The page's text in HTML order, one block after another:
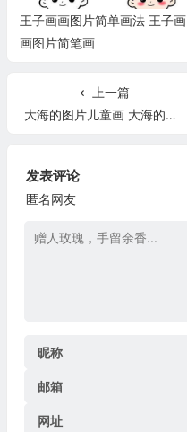
王子画画图片简单画法 王子画
画图片简笔画
上一篇
大海的图片儿童画 大海的图片儿童版
发表评论
匿名网友
昵称
邮箱
网址